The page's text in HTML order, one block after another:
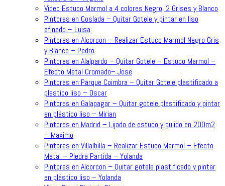
Video Estuco Marmol a 4 colores Negro, 2 Grises y Blanco
Pintores en Coslada – Quitar Gotele y pintar en liso
afinado – Luisa
Pintores en Alcorcon – Realizar Estuco Marmol Negro Gris
y Blanco – Pedro
Pintores en Alalpardo – Quitar Gotele – Estuco Marmol –
Efecto Metal Cromado– Jose
Pintores en Parque Coimbra – Quitar Gotele plastificado a
plastico liso – Oscar
Pintores en Galapagar – Quitar gotele plastificado y pintar
en plástico liso – Mirian
Pintores en Madrid – Lijado de estuco y pulido en 200m2
– Maximo
Pintores en Villalbilla – Realizar Estuco Marmol – Efecto
Metal – Piedra Partida – Yolanda
Pintores en Alcorcon – Quitar gotele plastificado y pintar
en plástico liso – Yolanda